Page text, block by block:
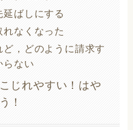
ばしにする
なくなった
，どのように請求す
らない
じれやすい！はや
！